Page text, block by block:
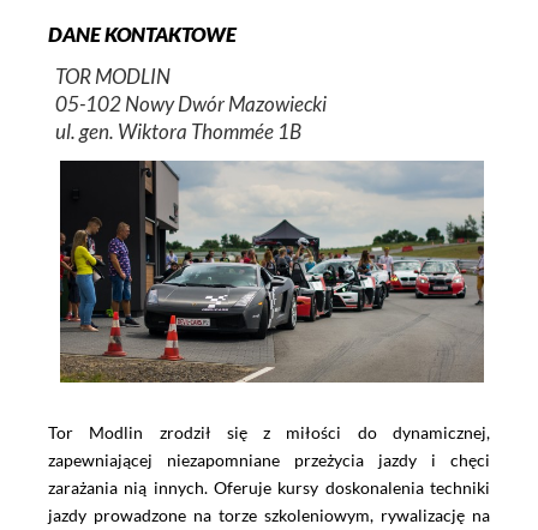
DANE KONTAKTOWE
TOR MODLIN
05-102 Nowy Dwór Mazowiecki
ul. gen. Wiktora Thommée 1B
Tor Modlin zrodził się z miłości do dynamicznej,
zapewniającej niezapomniane przeżycia jazdy i chęci
zarażania nią innych. Oferuje kursy doskonalenia techniki
jazdy prowadzone na torze szkoleniowym, rywalizację na